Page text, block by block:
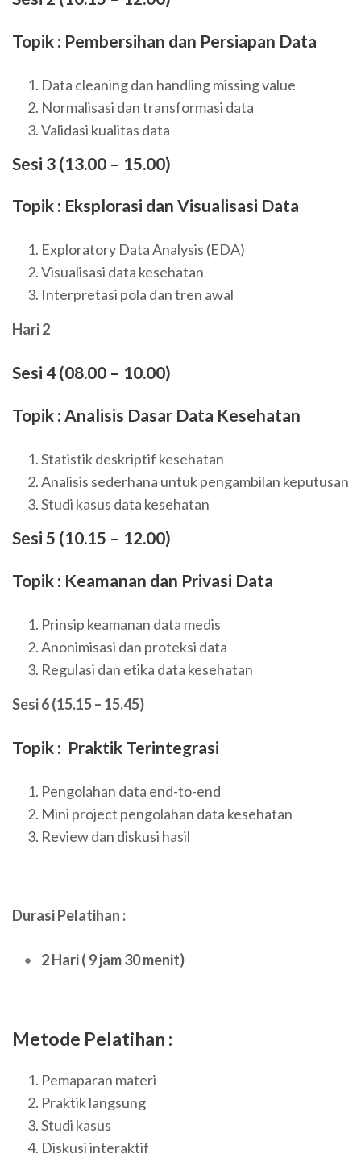
Topik : Pembersihan dan Persiapan Data
Data cleaning dan handling missing value
Normalisasi dan transformasi data
Validasi kualitas data
Sesi 3 (13.00 – 15.00)
Topik : Eksplorasi dan Visualisasi Data
Exploratory Data Analysis (EDA)
Visualisasi data kesehatan
Interpretasi pola dan tren awal
Hari 2
Sesi 4 (08.00 – 10.00)
Topik : Analisis Dasar Data Kesehatan
Statistik deskriptif kesehatan
Analisis sederhana untuk pengambilan keputusan
Studi kasus data kesehatan
Sesi 5 (10.15 – 12.00)
Topik : Keamanan dan Privasi Data
Prinsip keamanan data medis
Anonimisasi dan proteksi data
Regulasi dan etika data kesehatan
Sesi 6 (15.15 – 15.45)
Topik : Praktik Terintegrasi
Pengolahan data end-to-end
Mini project pengolahan data kesehatan
Review dan diskusi hasil
Durasi Pelatihan :
2 Hari ( 9 jam 30 menit)
Metode Pelatihan :
Pemaparan materi
Praktik langsung
Studi kasus
Diskusi interaktif